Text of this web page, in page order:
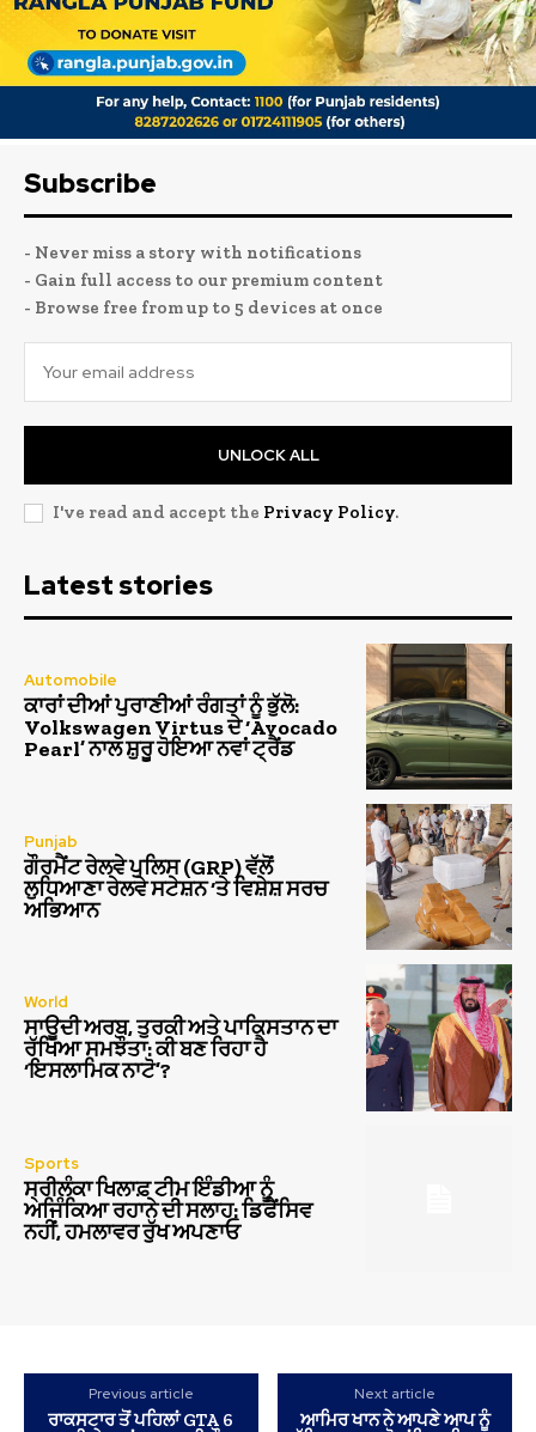
Subscribe
- Never miss a story with notifications
- Gain full access to our premium content
- Browse free from up to 5 devices at once
UNLOCK ALL
I've read and accept the Privacy Policy.
Latest stories
Automobile
ਕਾਰਾਂ ਦੀਆਂ ਪੁਰਾਣੀਆਂ ਰੰਗਤਾਂ ਨੂੰ ਭੁੱਲੋ:
Volkswagen Virtus ਦੇ ‘Avocado
Pearl’ ਨਾਲ ਸ਼ੁਰੂ ਹੋਇਆ ਨਵਾਂ ਟ੍ਰੈਂਡ
Punjab
ਗੌਰਮੈਂਟ ਰੇਲਵੇ ਪੁਲਿਸ (GRP) ਵੱਲੋਂ
ਲੁਧਿਆਣਾ ਰੇਲਵੇ ਸਟੇਸ਼ਨ ‘ਤੇ ਵਿਸ਼ੇਸ਼ ਸਰਚ
ਅਭਿਆਨ
World
ਸਾਊਦੀ ਅਰਬ, ਤੁਰਕੀ ਅਤੇ ਪਾਕਿਸਤਾਨ ਦਾ
ਰੱਖਿਆ ਸਮਝੌਤਾ: ਕੀ ਬਣ ਰਿਹਾ ਹੈ
‘ਇਸਲਾਮਿਕ ਨਾਟੋ’?
Sports
ਸ੍ਰੀਲੰਕਾ ਖਿਲਾਫ਼ ਟੀਮ ਇੰਡੀਆ ਨੂੰ
ਅਜਿੰਕਿਆ ਰਹਾਨੇ ਦੀ ਸਲਾਹ: ਡਿਫੈਂਸਿਵ
ਨਹੀਂ, ਹਮਲਾਵਰ ਰੁੱਖ ਅਪਣਾਓ
Previous article
ਰਾਕਸਟਾਰ ਤੋਂ ਪਹਿਲਾਂ GTA 6
Next article
ਆਮਿਰ ਖਾਨ ਨੇ ਆਪਣੇ ਆਪ ਨੂੰ